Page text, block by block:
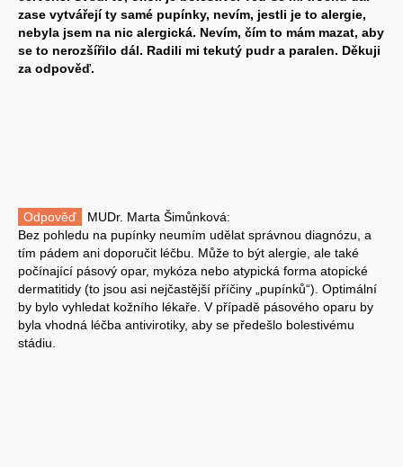
zase vytvářejí ty samé pupínky, nevím, jestli je to alergie,
nebyla jsem na nic alergická. Nevím, čím to mám mazat, aby
se to nerozšířilo dál. Radili mi tekutý pudr a paralen. Děkuji
za odpověď.
Odpověď
MUDr. Marta Šimůnková:
Bez pohledu na pupínky neumím udělat správnou diagnózu, a
tím pádem ani doporučit léčbu. Může to být alergie, ale také
počínající pásový opar, mykóza nebo atypická forma atopické
dermatitidy (to jsou asi nejčastější příčiny „pupínků“). Optimální
by bylo vyhledat kožního lékaře. V případě pásového oparu by
byla vhodná léčba antivirotiky, aby se předešlo bolestivému
stádiu.